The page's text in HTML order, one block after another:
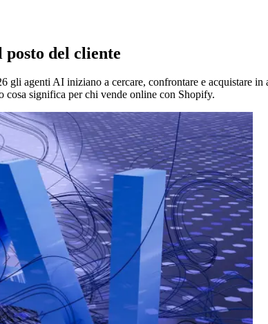
del cliente
agenti AI iniziano a cercare, confrontare e acquistare
cosa significa per chi vende online con Shopify.